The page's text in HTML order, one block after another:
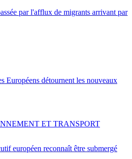
par l'afflux de migrants arrivant par
Européens détournent les nouveaux
européen reconnaît être submergé
ET TRANSPORT